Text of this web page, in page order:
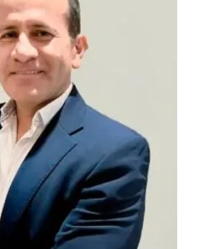
intentado encubrir el asesinato